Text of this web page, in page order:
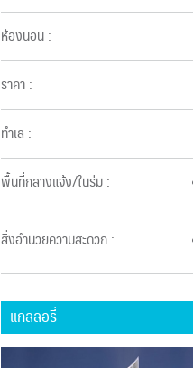
ห้องนอน :
ราคา :
ทำเล :
พื้นที่กลางแจ้ง/ในร่ม :
สิ่งอำนวยความสะดวก :
แกลลอรี่